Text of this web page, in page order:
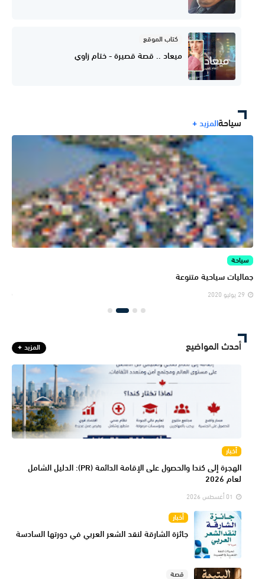
كتاب الموقع
ميعاد .. قصة قصيرة - ختام زاوي
سياحة المزيد
سياحة
جماليات سياحية متنوعة
29 يوليو 2020
أحدث المواضيع المزيد
أخبار
الهجرة إلى كندا والحصول على الإقامة الدائمة (PR): الدليل الشامل
لعام 2026
01 أغسطس 2026
أخبار
جائزة الشارقة لنقد الشعر العربي في دورتها السادسة
قصة